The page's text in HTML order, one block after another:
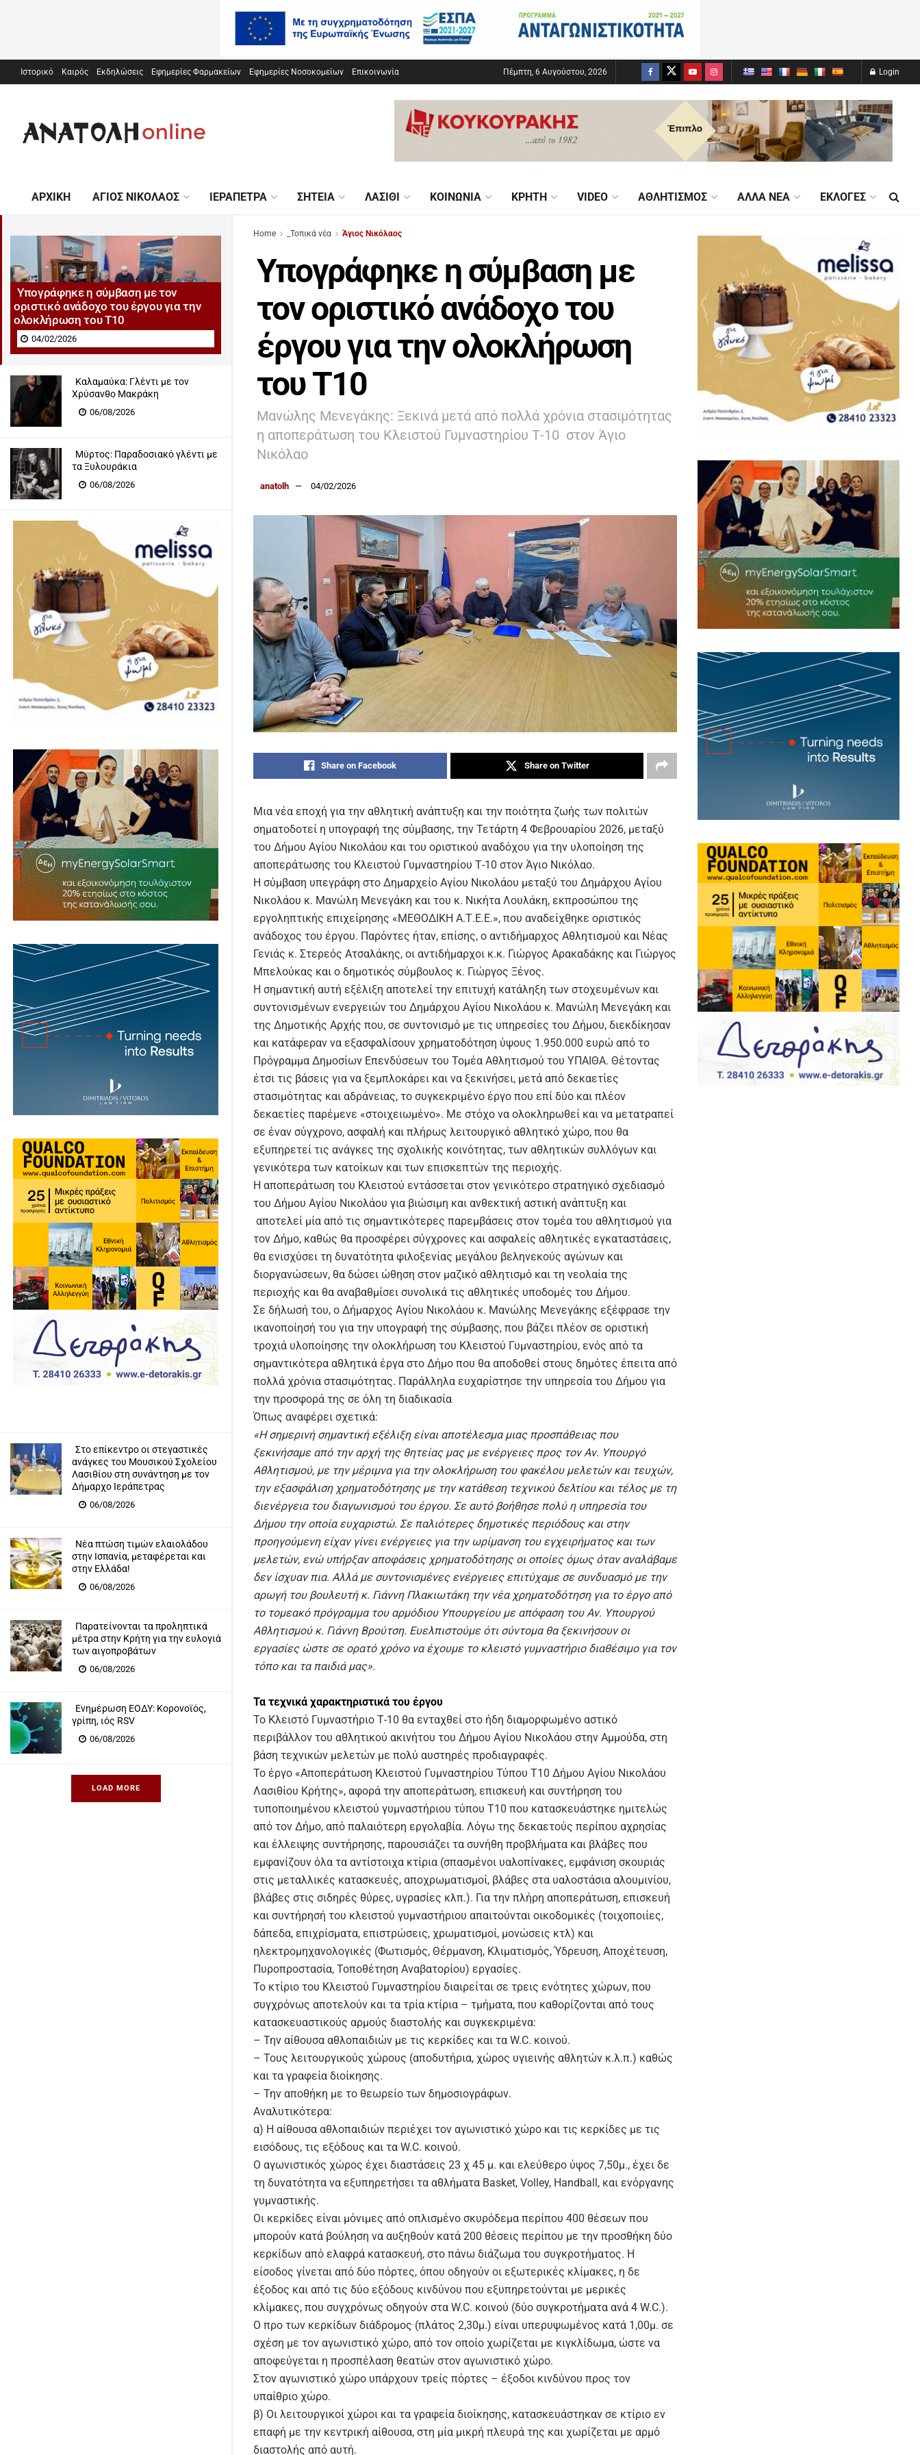
Υπογράφηκε η σύμβαση με τον
οριστικό ανάδοχο του έργου για την
ολοκλήρωση του Τ10
04/02/2026
Καλαμαύκα: Γλέντι με τον
Χρύσανθο Μακράκη
06/08/2026
Μύρτος: Παραδοσιακό γλέντι με
τα Ξυλουράκια
06/08/2026
Στο επίκεντρο οι στεγαστικές
ανάγκες του Μουσικού Σχολείου
Λασιθίου στη συνάντηση με τον
Δήμαρχο Ιεράπετρας
06/08/2026
Νέα πτώση τιμών ελαιολάδου
στην Ισπανία, μεταφέρεται και
στην Ελλάδα!
06/08/2026
Παρατείνονται τα προληπτικά
μέτρα στην Κρήτη για την ευλογιά
των αιγοπροβάτων
06/08/2026
Eνημέρωση ΕΟΔΥ: Κορονοϊός,
γρίπη, ιός RSV
06/08/2026
LOAD MORE
Ιστορικό Καιρός Εκδηλώσεις Εφημερίες Φαρμακείων Εφημερίες Νοσοκομείων Επικοινωνία Πέμπτη, 6 Αυγούστου, 2026 Login
ΑΡΧΙΚΉ ΆΓΙΟΣ ΝΙΚΌΛΑΟΣ ΙΕΡΆΠΕΤΡΑ ΣΗΤΕΊΑ ΛΑΣΊΘΙ ΚΟΙΝΩΝΊΑ ΚΡΉΤΗ VIDEO ΑΘΛΗΤΙΣΜΌΣ ΆΛΛΑ ΝΈΑ ΕΚΛΟΓΈΣ
Home _Τοπικά νέα Άγιος Νικόλαος
Υπογράφηκε η σύμβαση με
τον οριστικό ανάδοχο του
έργου για την ολοκλήρωση
του Τ10
Μανώλης Μενεγάκης: Ξεκινά μετά από πολλά χρόνια στασιμότητας
η αποπεράτωση του Κλειστού Γυμναστηρίου Τ-10 στον Άγιο
Νικόλαο
anatolh 04/02/2026
Share on Facebook Share on Twitter
Μια νέα εποχή για την αθλητική ανάπτυξη και την ποιότητα ζωής των πολιτών
σηματοδοτεί η υπογραφή της σύμβασης, την Τετάρτη 4 Φεβρουαρίου 2026, μεταξύ
του Δήμου Αγίου Νικολάου και του οριστικού αναδόχου για την υλοποίηση της
αποπεράτωσης του Κλειστού Γυμναστηρίου Τ-10 στον Άγιο Νικόλαο.
Η σύμβαση υπεγράφη στο Δημαρχείο Αγίου Νικολάου μεταξύ του Δημάρχου Αγίου
Νικολάου κ. Μανώλη Μενεγάκη και του κ. Νικήτα Λουλάκη, εκπροσώπου της
εργοληπτικής επιχείρησης «ΜΕΘΟΔΙΚΗ Α.Τ.Ε.Ε.», που αναδείχθηκε οριστικός
ανάδοχος του έργου. Παρόντες ήταν, επίσης, ο αντιδήμαρχος Αθλητισμού και Νέας
Γενιάς κ. Στερεός Ατσαλάκης, οι αντιδήμαρχοι κ.κ. Γιώργος Αρακαδάκης και Γιώργος
Μπελούκας και ο δημοτικός σύμβουλος κ. Γιώργος Ξένος.
Η σημαντική αυτή εξέλιξη αποτελεί την επιτυχή κατάληξη των στοχευμένων και
συντονισμένων ενεργειών του Δημάρχου Αγίου Νικολάου κ. Μανώλη Μενεγάκη και
της Δημοτικής Αρχής που, σε συντονισμό με τις υπηρεσίες του Δήμου, διεκδίκησαν
και κατάφεραν να εξασφαλίσουν χρηματοδότηση ύψους 1.950.000 ευρώ από το
Πρόγραμμα Δημοσίων Επενδύσεων του Τομέα Αθλητισμού του ΥΠΑΙΘΑ. Θέτοντας
έτσι τις βάσεις για να ξεμπλοκάρει και να ξεκινήσει, μετά από δεκαετίες
στασιμότητας και αδράνειας, το συγκεκριμένο έργο που επί δύο και πλέον
δεκαετίες παρέμενε «στοιχειωμένο». Με στόχο να ολοκληρωθεί και να μετατραπεί
σε έναν σύγχρονο, ασφαλή και πλήρως λειτουργικό αθλητικό χώρο, που θα
εξυπηρετεί τις ανάγκες της σχολικής κοινότητας, των αθλητικών συλλόγων και
γενικότερα των κατοίκων και των επισκεπτών της περιοχής.
Η αποπεράτωση του Κλειστού εντάσσεται στον γενικότερο στρατηγικό σχεδιασμό
του Δήμου Αγίου Νικολάου για βιώσιμη και ανθεκτική αστική ανάπτυξη και
αποτελεί μία από τις σημαντικότερες παρεμβάσεις στον τομέα του αθλητισμού για
τον Δήμο, καθώς θα προσφέρει σύγχρονες και ασφαλείς αθλητικές εγκαταστάσεις,
θα ενισχύσει τη δυνατότητα φιλοξενίας μεγάλου βεληνεκούς αγώνων και
διοργανώσεων, θα δώσει ώθηση στον μαζικό αθλητισμό και τη νεολαία της
περιοχής και θα αναβαθμίσει συνολικά τις αθλητικές υποδομές του Δήμου.
Σε δήλωσή του, ο Δήμαρχος Αγίου Νικολάου κ. Μανώλης Μενεγάκης εξέφρασε την
ικανοποίησή του για την υπογραφή της σύμβασης, που βάζει πλέον σε οριστική
τροχιά υλοποίησης την ολοκλήρωση του Κλειστού Γυμναστηρίου, ενός από τα
σημαντικότερα αθλητικά έργα στο Δήμο που θα αποδοθεί στους δημότες έπειτα από
πολλά χρόνια στασιμότητας. Παράλληλα ευχαρίστησε την υπηρεσία του Δήμου για
την προσφορά της σε όλη τη διαδικασία
Όπως αναφέρει σχετικά:
«Η σημερινή σημαντική εξέλιξη είναι αποτέλεσμα μιας προσπάθειας που
ξεκινήσαμε από την αρχή της θητείας μας με ενέργειες προς τον Αν. Υπουργό
Αθλητισμού, με την μέριμνα για την ολοκλήρωση του φακέλου μελετών και τευχών,
την εξασφάλιση χρηματοδότησης με την κατάθεση τεχνικού δελτίου και τέλος με τη
διενέργεια του διαγωνισμού του έργου. Σε αυτό βοήθησε πολύ η υπηρεσία του
Δήμου την οποία ευχαριστώ. Σε παλιότερες δημοτικές περιόδους και στην
προηγούμενη είχαν γίνει ενέργειες για την ωρίμανση του εγχειρήματος και των
μελετών, ενώ υπήρξαν αποφάσεις χρηματοδότησης οι οποίες όμως όταν αναλάβαμε
δεν ίσχυαν πια. Αλλά με συντονισμένες ενέργειες επιτύχαμε σε συνδυασμό με την
αρωγή του βουλευτή κ. Γιάννη Πλακιωτάκη την νέα χρηματοδότηση για το έργο από
το τομεακό πρόγραμμα του αρμόδιου Υπουργείου με απόφαση του Αν. Υπουργού
Αθλητισμού κ. Γιάννη Βρούτση. Ευελπιστούμε ότι σύντομα θα ξεκινήσουν οι
εργασίες ώστε σε ορατό χρόνο να έχουμε το κλειστό γυμναστήριο διαθέσιμο για τον
τόπο και τα παιδιά μας».
Τα τεχνικά χαρακτηριστικά του έργου
Το Κλειστό Γυμναστήριο Τ-10 θα ενταχθεί στο ήδη διαμορφωμένο αστικό
περιβάλλον του αθλητικού ακινήτου του Δήμου Αγίου Νικολάου στην Αμμούδα, στη
βάση τεχνικών μελετών με πολύ αυστηρές προδιαγραφές.
Το έργο «Αποπεράτωση Κλειστού Γυμναστηρίου Τύπου Τ10 Δήμου Αγίου Νικολάου
Λασιθίου Κρήτης», αφορά την αποπεράτωση, επισκευή και συντήρηση του
τυποποιημένου κλειστού γυμναστήριου τύπου Τ10 που κατασκευάστηκε ημιτελώς
από τον Δήμο, από παλαιότερη εργολαβία. Λόγω της δεκαετούς περίπου αχρησίας
και έλλειψης συντήρησης, παρουσιάζει τα συνήθη προβλήματα και βλάβες που
εμφανίζουν όλα τα αντίστοιχα κτίρια (σπασμένοι υαλοπίνακες, εμφάνιση σκουριάς
στις μεταλλικές κατασκευές, αποχρωματισμοί, βλάβες στα υαλοστάσια αλουμινίου,
βλάβες στις σιδηρές θύρες, υγρασίες κλπ.). Για την πλήρη αποπεράτωση, επισκευή
και συντήρησή του κλειστού γυμναστήριου απαιτούνται οικοδομικές (τοιχοποιίες,
δάπεδα, επιχρίσματα, επιστρώσεις, χρωματισμοί, μονώσεις κτλ) και
ηλεκτρομηχανολογικές (Φωτισμός, Θέρμανση, Κλιματισμός, Ύδρευση, Αποχέτευση,
Πυροπροστασία, Τοποθέτηση Αναβατορίου) εργασίες.
Το κτίριο του Κλειστού Γυμναστηρίου διαιρείται σε τρεις ενότητες χώρων, που
συγχρόνως αποτελούν και τα τρία κτίρια – τμήματα, που καθορίζονται από τους
κατασκευαστικούς αρμούς διαστολής και συγκεκριμένα:
– Την αίθουσα αθλοπαιδιών με τις κερκίδες και τα W.C. κοινού.
– Τους λειτουργικούς χώρους (αποδυτήρια, χώρος υγιεινής αθλητών κ.λ.π.) καθώς
και τα γραφεία διοίκησης.
– Την αποθήκη με το θεωρείο των δημοσιογράφων.
Αναλυτικότερα:
α) Η αίθουσα αθλοπαιδιών περιέχει τον αγωνιστικό χώρο και τις κερκίδες με τις
εισόδους, τις εξόδους και τα W.C. κοινού.
Ο αγωνιστικός χώρος έχει διαστάσεις 23 χ 45 μ. και ελεύθερο ύψος 7,50μ., έχει δε
τη δυνατότητα να εξυπηρετήσει τα αθλήματα Basket, Volley, Handball, και ενόργανης
γυμναστικής.
Οι κερκίδες είναι μόνιμες από οπλισμένο σκυρόδεμα περίπου 400 θέσεων που
μπορούν κατά βούληση να αυξηθούν κατά 200 θέσεις περίπου με την προσθήκη δύο
κερκίδων από ελαφρά κατασκευή, στο πάνω διάζωμα του συγκροτήματος. Η
είσοδος γίνεται από δύο πόρτες, όπου οδηγούν οι εξωτερικές κλίμακες, η δε
έξοδος και από τις δύο εξόδους κινδύνου που εξυπηρετούνται με μερικές
κλίμακες, που συγχρόνως οδηγούν στα W.C. κοινού (δύο συγκροτήματα ανά 4 W.C.).
Ο προ των κερκίδων διάδρομος (πλάτος 2,30μ.) είναι υπερυψωμένος κατά 1,00μ. σε
σχέση με τον αγωνιστικό χώρο, από τον οποίο χωρίζεται με κιγκλίδωμα, ώστε να
αποφεύγεται η προσπέλαση θεατών στον αγωνιστικό χώρο.
Στον αγωνιστικό χώρο υπάρχουν τρείς πόρτες – έξοδοι κινδύνου προς τον
υπαίθριο χώρο.
β) Οι λειτουργικοί χώροι και τα γραφεία διοίκησης, κατασκευάστηκαν σε κτίριο εν
επαφή με την κεντρική αίθουσα, στη μία μικρή πλευρά της και χωρίζεται με αρμό
διαστολής από αυτή.